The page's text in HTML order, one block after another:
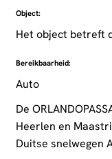
Object:
Het object betreft
Bereikbaarheid:
Auto
De
Heerlen en
Duitse snelwegen